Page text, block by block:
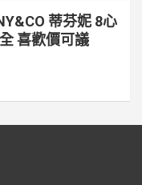
蒂芬妮 8心
喜歡價可議